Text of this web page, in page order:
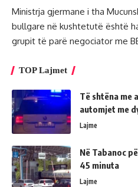
Ministrja gjermane i tha
bullgare në kushtetutë është
grupit të parë negociator me
TOP Lajmet
Të shtëna me
automjet me
Lajme
Në Tabanoc
45 minuta
Lajme